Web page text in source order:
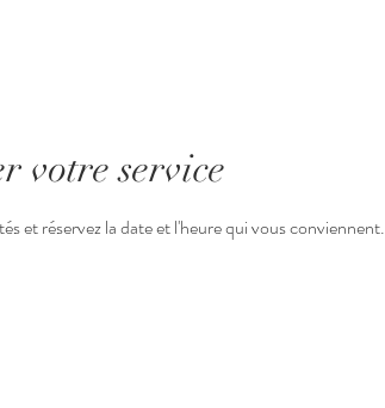
votre service
et réservez la date et l'heure qui vous conviennent.